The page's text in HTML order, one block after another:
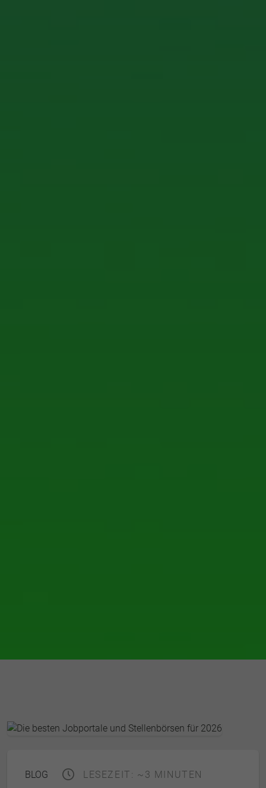
BLOG LESEZEIT: ~3 MINUTEN